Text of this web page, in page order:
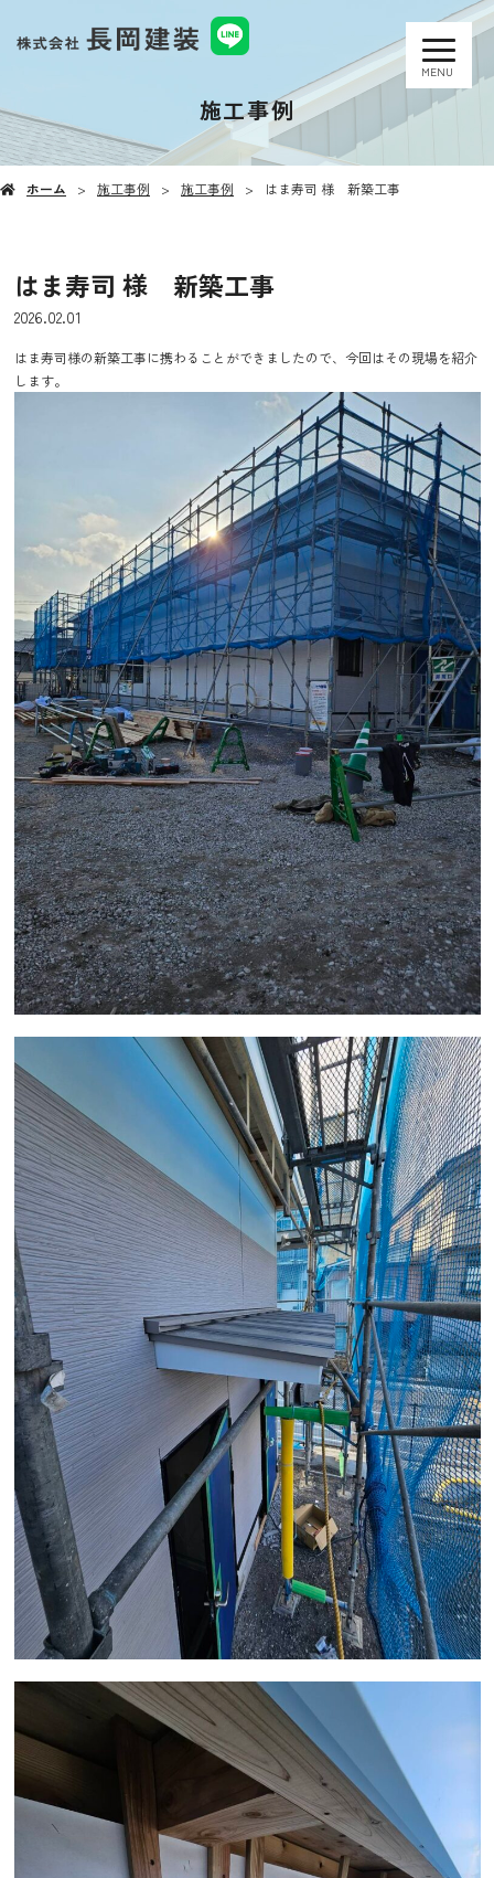
MENU
施工事例
ホーム 施工事例 施工事例 はま寿司 様 新築工事
はま寿司 様 新築工事
2026.02.01
はま寿司様の新築工事に携わることができましたので、今回はその現場を紹介
します。